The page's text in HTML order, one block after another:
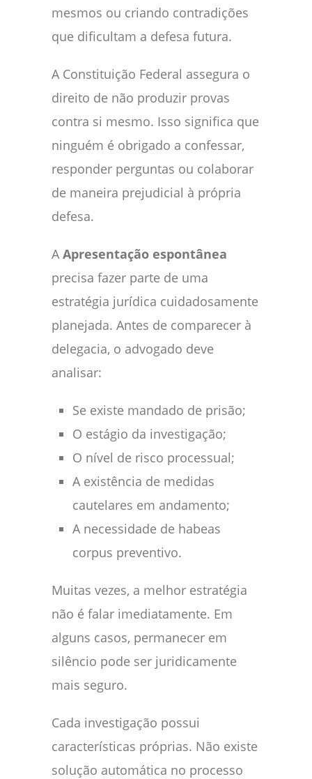
mesmos ou criando contradições
que dificultam a defesa futura.
A Constituição Federal assegura o
direito de não produzir provas
contra si mesmo. Isso significa que
ninguém é obrigado a confessar,
responder perguntas ou colaborar
de maneira prejudicial à própria
defesa.
A Apresentação espontânea
precisa fazer parte de uma
estratégia jurídica cuidadosamente
planejada. Antes de comparecer à
delegacia, o advogado deve
analisar:
Se existe mandado de prisão;
O estágio da investigação;
O nível de risco processual;
A existência de medidas
cautelares em andamento;
A necessidade de habeas
corpus preventivo.
Muitas vezes, a melhor estratégia
não é falar imediatamente. Em
alguns casos, permanecer em
silêncio pode ser juridicamente
mais seguro.
Cada investigação possui
características próprias. Não existe
solução automática no processo